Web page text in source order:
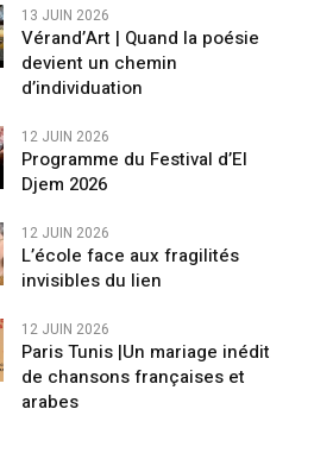
13 JUIN 2026
Vérand’Art | Quand la poésie
devient un chemin
d’individuation
12 JUIN 2026
Programme du Festival d’El
Djem 2026
12 JUIN 2026
L’école face aux fragilités
invisibles du lien
12 JUIN 2026
Paris Tunis |Un mariage inédit
de chansons françaises et
arabes